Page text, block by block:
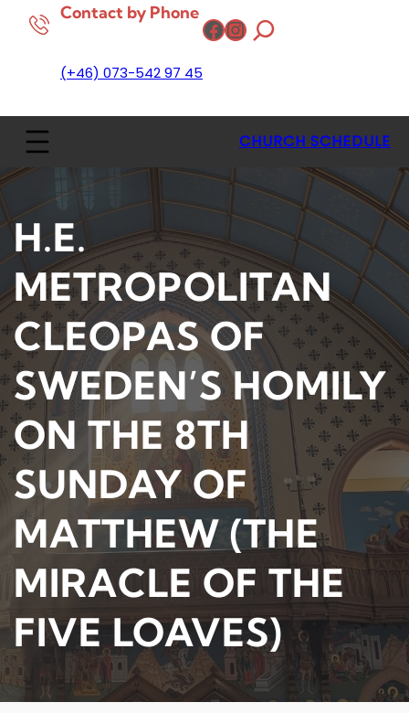
Contact by Phone
(+46) 073-542 97 45
Facebook
Instagram
CHURCH SCHEDULE
H.E.
METROPOLITAN
CLEOPAS OF
SWEDEN’S HOMILY
ON THE 8TH
SUNDAY OF
MATTHEW (THE
MIRACLE OF THE
FIVE LOAVES)